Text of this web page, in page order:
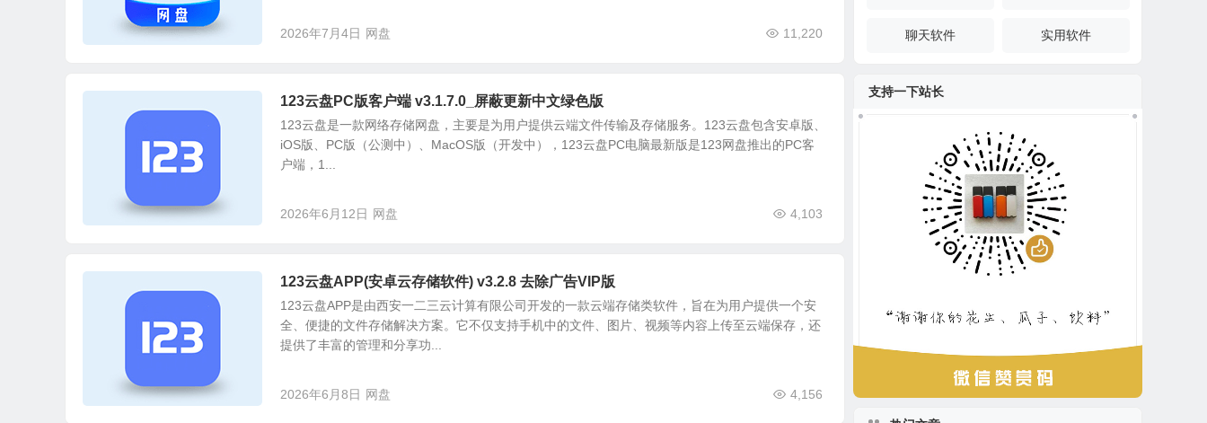
2026年7月4日 11,220
网盘
123云盘PC版客户端 v3.1.7.0_屏蔽更新中文绿色版
123云盘是一款网络存储网盘，主要是为用户提供云端文件传输及存储服务。123云盘包含安卓版、
iOS版、PC版（公测中）、MacOS版（开发中），123云盘PC电脑最新版是123网盘推出的PC客
户端，1...
2026年6月12日 4,103
网盘
123云盘APP(安卓云存储软件) v3.2.8 去除广告VIP版
123云盘APP是由西安一二三云计算有限公司开发的一款云端存储类软件，旨在为用户提供一个安
全、便捷的文件存储解决方案。它不仅支持手机中的文件、图片、视频等内容上传至云端保存，还
提供了丰富的管理和分享功...
2026年6月8日 4,156
网盘
聊天软件 实用软件
支持一下站长